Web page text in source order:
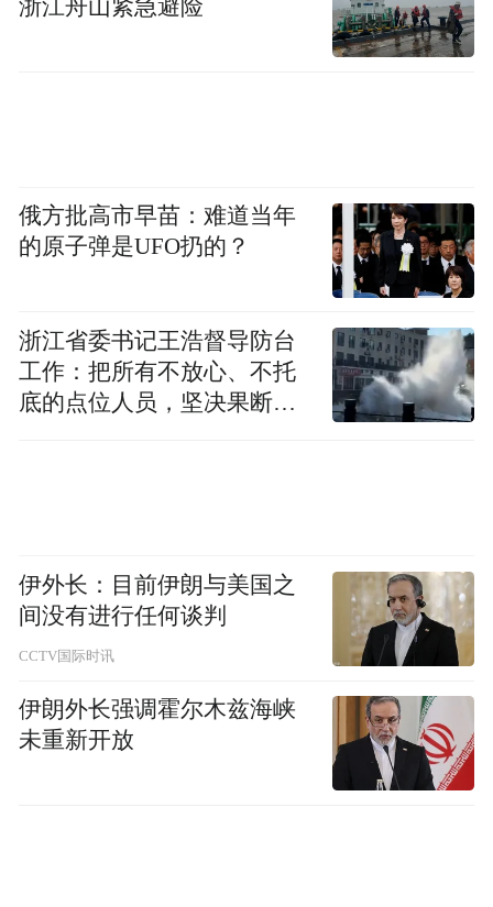
浙江舟山紧急避险
俄方批高市早苗：难道当年
的原子弹是UFO扔的？
浙江省委书记王浩督导防台
工作：把所有不放心、不托
底的点位人员，坚决果断转
伊外长：目前伊朗与美国之
间没有进行任何谈判
CCTV国际时讯
伊朗外长强调霍尔木兹海峡
未重新开放